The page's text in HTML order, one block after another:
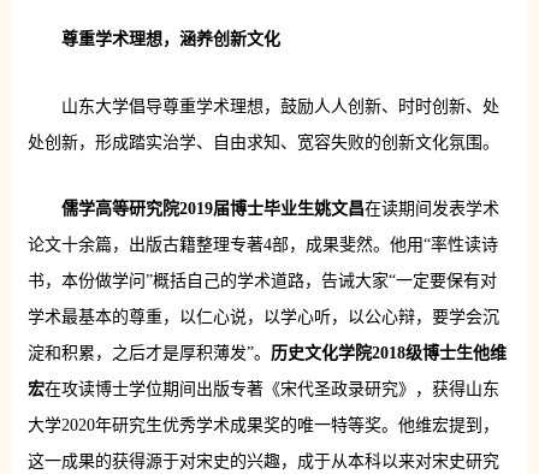
尊重学术理想，涵养创新文化
山东大学倡导尊重学术理想，鼓励人人创新、时时创新、处
处创新，形成踏实治学、自由求知、宽容失败的创新文化氛围。
儒学高等研究院2019届博士毕业生姚文昌在读期间发表学术
论文十余篇，出版古籍整理专著4部，成果斐然。他用“率性读诗
书，本份做学问”概括自己的学术道路，告诫大家“一定要保有对
学术最基本的尊重，以仁心说，以学心听，以公心辩，要学会沉
淀和积累，之后才是厚积薄发”。 历史文化学院2018级博士生他维
宏在攻读博士学位期间出版专著《宋代圣政录研究》，获得山东
大学2020年研究生优秀学术成果奖的唯一特等奖。他维宏提到，
这一成果的获得源于对宋史的兴趣，成于从本科以来对宋史研究